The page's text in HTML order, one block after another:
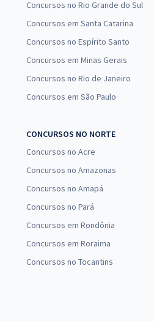
Concursos no Rio Grande do Sul
Concursos em Santa Catarina
Concursos no Espírito Santo
Concursos em Minas Gerais
Concursos no Rio de Janeiro
Concursos em São Paulo
CONCURSOS NO NORTE
Concursos no Acre
Concursos no Amazonas
Concursos no Amapá
Concursos no Pará
Concursos em Rondônia
Concursos em Roraima
Concursos no Tocantins